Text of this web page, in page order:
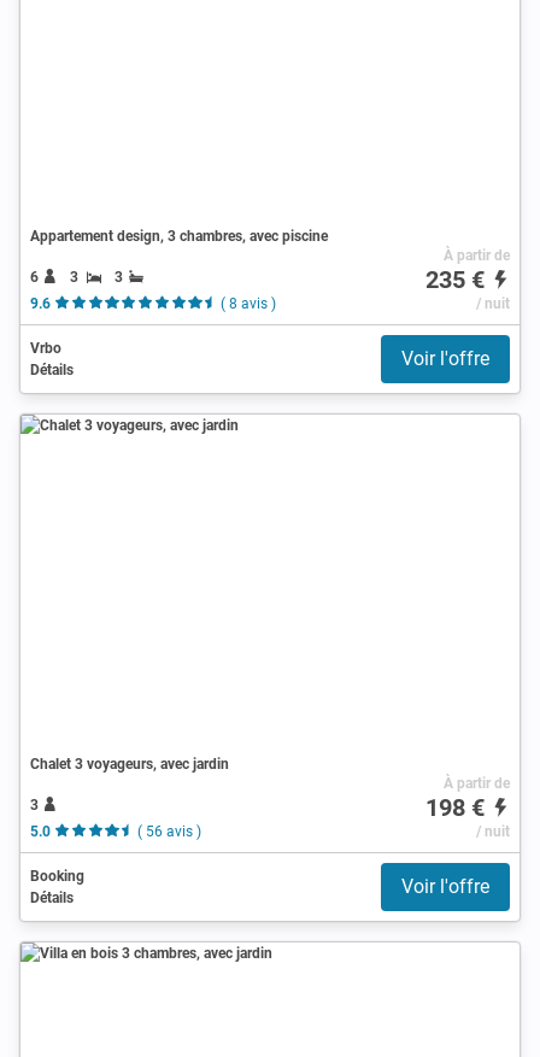
Appartement design, 3 chambres, avec piscine
6 3
3
9.6
( 8 avis )
À partir de
235 €
/ nuit
Vrbo
Détails
Voir l'offre
Chalet 3 voyageurs, avec jardin
3
5.0
( 56 avis )
À partir de
198 €
/ nuit
Booking
Détails
Voir l'offre